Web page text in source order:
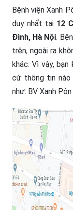
Bệnh viện Xanh
duy nhất tại 12
Đình, Hà Nội.
trên, ngoài ra
khác. Vì vậy,
cứ thông tin
như: BV Xanh